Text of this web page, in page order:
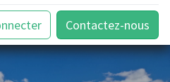
Contactez-nous